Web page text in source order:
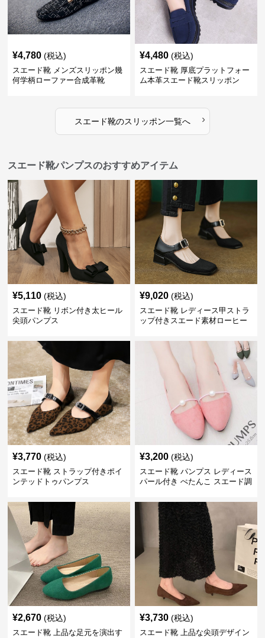
¥4,780 (税込)
スエード靴 メンズスリッポン幾
何学柄ローファー合成革靴
¥4,480 (税込)
スエード靴 厚底プラットフォー
ム本革スエード靴スリッポン
スエード靴のスリッポン一覧へ ›
スエード靴パンプスのおすすめアイテム
¥5,110 (税込)
スエード靴 リボン付き太ヒール
尖頭パンプス
¥9,020 (税込)
スエード靴 レディース甲ストラ
ップ付きスエード素材ローヒー
¥3,770 (税込)
スエード靴 ストラップ付きポイ
ンテッドトゥパンプス
¥3,200 (税込)
スエード靴 パンプス レディース
パール付き ぺたんこ スエード調
¥2,670 (税込)
スエード靴 上品な足元を演出す
¥3,730 (税込)
スエード靴 上品な尖頭デザイン